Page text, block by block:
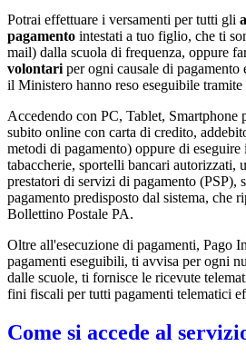
Potrai effettuare i versamenti per tutti gli
pagamento intestati a tuo figlio, che ti
mail) dalla scuola di frequenza, oppure
volontari per ogni causale di
il Ministero hanno reso eseguibile tramite
Accedendo con PC, Tablet, Smartphone
subito online con carta di credito,
metodi di pagamento) oppure di eseguire
tabaccherie, sportelli bancari autorizzati,
prestatori di servizi di pagamento (PSP),
pagamento predisposto dal sistema, che
Bollettino Postale PA.
Oltre all'esecuzione di pagamenti, Pago
pagamenti eseguibili, ti avvisa per ogni
dalle scuole, ti fornisce le ricevute
fini fiscali per tutti pagamenti telematici
Come si accede al